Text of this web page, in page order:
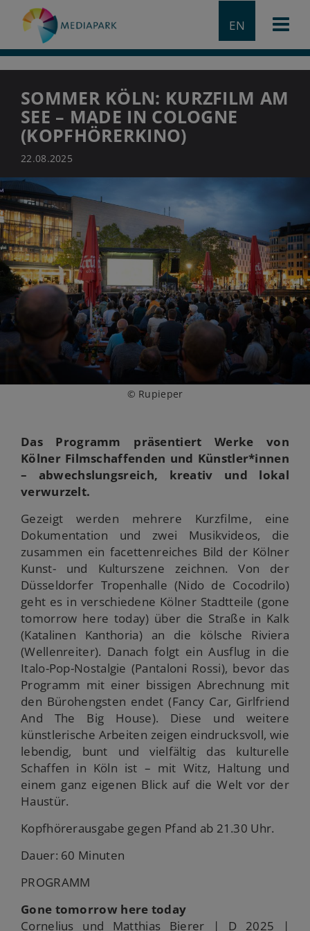
EN
SOMMER KÖLN: KURZFILM AM
SEE – MADE IN COLOGNE
(KOPFHÖRERKINO)
22.08.2025
© Rupieper
Das Programm präsentiert Werke von
Kölner Filmschaffenden und Künstler*innen
– abwechslungsreich, kreativ und lokal
verwurzelt.
Gezeigt werden mehrere Kurzfilme, eine
Dokumentation und zwei Musikvideos, die
zusammen ein facettenreiches Bild der Kölner
Kunst- und Kulturszene zeichnen. Von der
Düsseldorfer Tropenhalle (Nido de Cocodrilo)
geht es in verschiedene Kölner Stadtteile (gone
tomorrow here today) über die Straße in Kalk
(Katalinen Kanthoria) an die kölsche Riviera
(Wellenreiter). Danach folgt ein Ausflug in die
Italo-Pop-Nostalgie (Pantaloni Rossi), bevor das
Programm mit einer bissigen Abrechnung mit
den Bürohengsten endet (Fancy Car, Girlfriend
And The Big House). Diese und weitere
künstlerische Arbeiten zeigen eindrucksvoll, wie
lebendig, bunt und vielfältig das kulturelle
Schaffen in Köln ist – mit Witz, Haltung und
einem ganz eigenen Blick auf die Welt vor der
Haustür.
Kopfhörerausgabe gegen Pfand ab 21.30 Uhr.
Dauer: 60 Minuten
PROGRAMM
Gone tomorrow here today
Cornelius und Matthias Bierer | D 2025 |